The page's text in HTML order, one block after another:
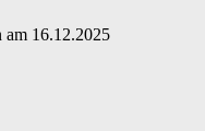
am 16.12.2025